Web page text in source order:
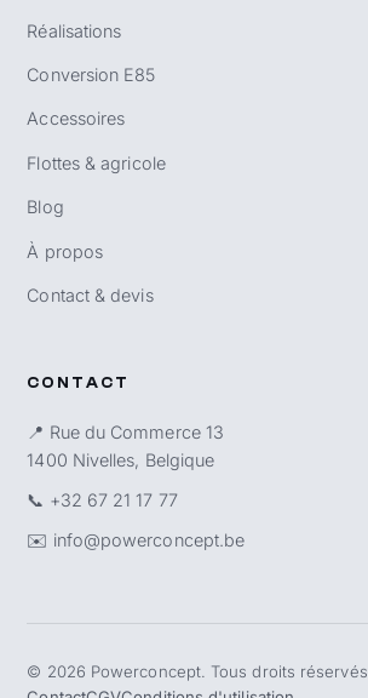
Réalisations
Conversion E85
Accessoires
Flottes & agricole
Blog
À propos
Contact & devis
CONTACT
📍 Rue du Commerce 13
1400 Nivelles, Belgique
📞 +32 67 21 17 77
✉️ info@powerconcept.be
© 2026 Powerconcept. Tous droits réservés.